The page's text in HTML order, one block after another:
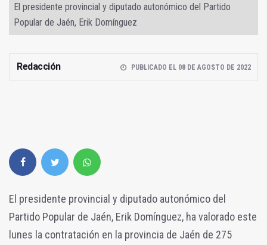
El presidente provincial y diputado autonómico del Partido
Popular de Jaén, Erik Domínguez
Redacción PUBLICADO EL 08 DE AGOSTO DE 2022
El presidente provincial y diputado autonómico del
Partido Popular de Jaén, Erik Domínguez, ha valorado este
lunes la contratación en la provincia de Jaén de 275